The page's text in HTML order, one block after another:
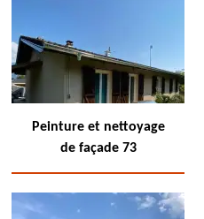
Peinture et nettoyage
de façade 73